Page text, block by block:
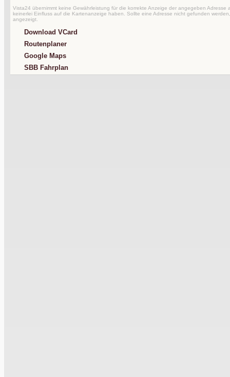
Vista24 übernimmt keine Gewährleistung für die korrekte Anzeige der angegeben Adresse
keinerlei Einfluss auf die Kartenanzeige haben. Sollte eine Adresse nicht gefunden
angezeigt.
Download VCard
Routenplaner
Google Maps
SBB Fahrplan